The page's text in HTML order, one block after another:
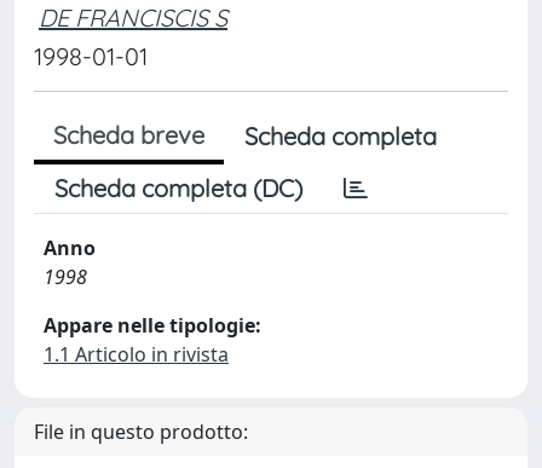
DE FRANCISCIS S
1998-01-01
Scheda breve
Scheda completa
Scheda completa (DC)
Anno
1998
Appare nelle tipologie:
1.1 Articolo in rivista
File in questo prodotto: